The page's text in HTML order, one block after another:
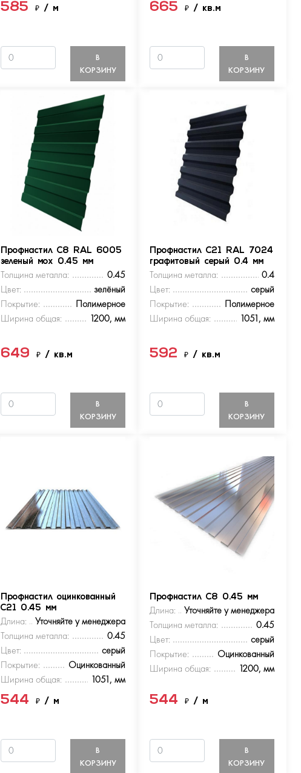
585₽/ м
В
КОРЗИНУ
665 ₽ / кв.м
В
КОРЗИНУ
Профнастил С8 RAL 6005
зеленый мох 0.45 мм
Толщина металла:
0.45
Цвет:
зелёный
Покрытие:
Полимерное
Ширина общая:
1200, мм
649₽/ кв.м
В
КОРЗИНУ
Профнастил С21 RAL 7024
графитовый серый 0.4 мм
Толщина металла:
0.4
Цвет:
серый
Покрытие:
Полимерное
Ширина общая:
1051, мм
592 ₽ / кв.м
В
КОРЗИНУ
Профнастил оцинкованный
С21 0.45 мм
Длина:
Уточняйте у менеджера
Толщина металла:
0.45
Цвет:
серый
Покрытие:
Оцинкованный
Ширина общая:
1051, мм
544₽/ м
В
КОРЗИНУ
Профнастил С8 0.45 мм
Длина:
Уточняйте у менеджера
Толщина металла:
0.45
Цвет:
серый
Покрытие:
Оцинкованный
Ширина общая:
1200, мм
544 ₽ / м
В
КОРЗИНУ